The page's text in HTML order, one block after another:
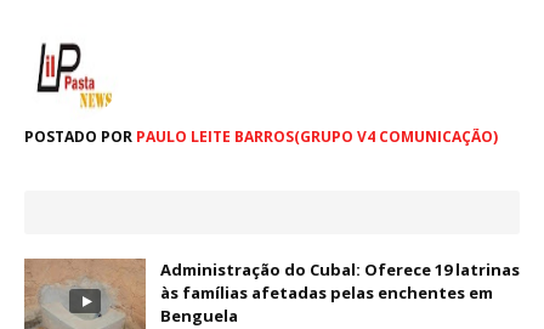
POSTADO POR PAULO LEITE BARROS(GRUPO V4 COMUNICAÇÃO)
Administração do Cubal: Oferece 19 latrinas
às famílias afetadas pelas enchentes em
Benguela